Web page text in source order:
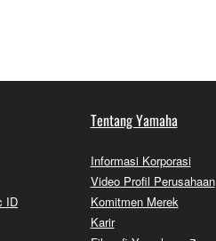
ID
Tentang Yamaha
Informasi Korporasi
Video Profil Perusahaan
Komitmen Merek
Karir